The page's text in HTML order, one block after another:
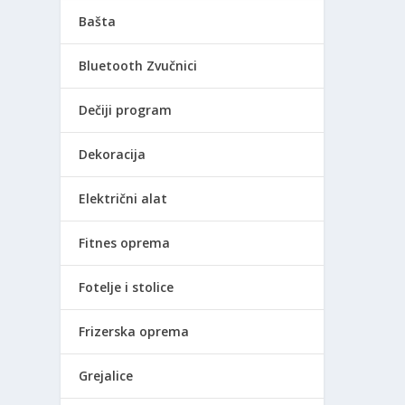
Bašta
Bluetooth Zvučnici
Dečiji program
Dekoracija
Električni alat
Fitnes oprema
Fotelje i stolice
Frizerska oprema
Grejalice